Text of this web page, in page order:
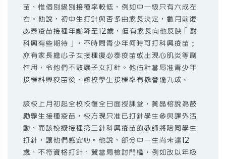
苗，惟個別級別接種率較低，例如中一級只有六成左
右。他說，初中生打針與否多由家長決定，數月前復
必泰疫苗接種年齡降至12歲，但有家長向他反映「對
科興有些期待」，不時問青少年何時可打科興疫苗；
亦有家長擔心子女接種復必泰疫苗或出現心肌炎等副
作用，令他們不敢讓子女打針。他估計當局准青少年
接種科興疫苗後，該校學生接種率有機會達九成。
該校上月初起全校恢復全日面授課堂，黃晶榕說為鼓
勵學生接種疫苗，校方現只准已打針學生參與課外活
動，而該校擬接種第三針科興疫苗的教師將陪同學生
打針，讓他們感安心。他說，部分中一生尚未達12
歲、不符資格打針，冀當局檢討門檻，例如改以年級